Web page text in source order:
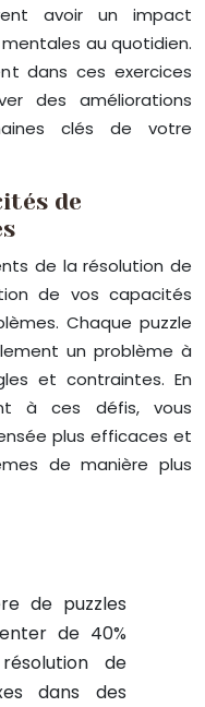
avoir un impact
au quotidien.
dans ces exercices
des améliorations
clés de votre
de
de la résolution de
de vos capacités
Chaque puzzle
un problème à
et contraintes. En
à ces défis, vous
plus efficaces et
de manière plus
de puzzles
de 40%
de
dans des